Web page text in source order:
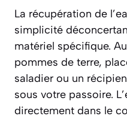
La récupération de
simplicité
matériel spécifique.
pommes de terre,
saladier ou un
sous votre passoire.
directement dans le